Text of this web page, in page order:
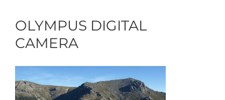
OLYMPUS DIGITAL
CAMERA